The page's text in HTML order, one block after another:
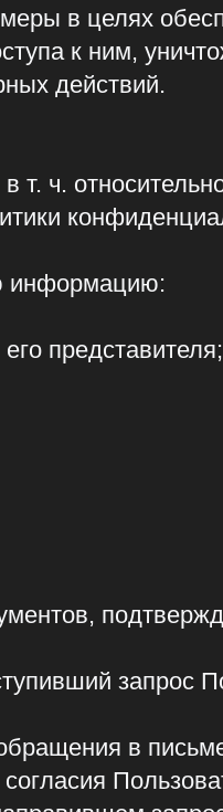
Пользователя
письменной/
запрос, не могут
запроса